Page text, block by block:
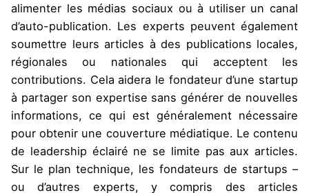
alimenter les médias sociaux ou à utiliser un canal
d’auto-publication. Les experts peuvent également
soumettre leurs articles à des publications locales,
régionales ou nationales qui acceptent les
contributions. Cela aidera le fondateur d’une startup
à partager son expertise sans générer de nouvelles
informations, ce qui est généralement nécessaire
pour obtenir une couverture médiatique. Le contenu
de leadership éclairé ne se limite pas aux articles.
Sur le plan technique, les fondateurs de startups –
ou d’autres experts, y compris des articles